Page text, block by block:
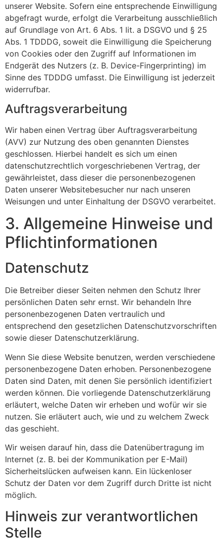
unserer Website. Sofern eine entsprechende Einwilligung
abgefragt wurde, erfolgt die Verarbeitung ausschließlich
auf Grundlage von Art. 6 Abs. 1 lit. a DSGVO und § 25
Abs. 1 TDDDG, soweit die Einwilligung die Speicherung
von Cookies oder den Zugriff auf Informationen im
Endgerät des Nutzers (z. B. Device-Fingerprinting) im
Sinne des TDDDG umfasst. Die Einwilligung ist jederzeit
widerrufbar.
Auftragsverarbeitung
Wir haben einen Vertrag über Auftragsverarbeitung
(AVV) zur Nutzung des oben genannten Dienstes
geschlossen. Hierbei handelt es sich um einen
datenschutzrechtlich vorgeschriebenen Vertrag, der
gewährleistet, dass dieser die personenbezogenen
Daten unserer Websitebesucher nur nach unseren
Weisungen und unter Einhaltung der DSGVO verarbeitet.
3. Allgemeine Hinweise und
Pflicht­informationen
Datenschutz
Die Betreiber dieser Seiten nehmen den Schutz Ihrer
persönlichen Daten sehr ernst. Wir behandeln Ihre
personenbezogenen Daten vertraulich und
entsprechend den gesetzlichen Datenschutzvorschriften
sowie dieser Datenschutzerklärung.
Wenn Sie diese Website benutzen, werden verschiedene
personenbezogene Daten erhoben. Personenbezogene
Daten sind Daten, mit denen Sie persönlich identifiziert
werden können. Die vorliegende Datenschutzerklärung
erläutert, welche Daten wir erheben und wofür wir sie
nutzen. Sie erläutert auch, wie und zu welchem Zweck
das geschieht.
Wir weisen darauf hin, dass die Datenübertragung im
Internet (z. B. bei der Kommunikation per E-Mail)
Sicherheitslücken aufweisen kann. Ein lückenloser
Schutz der Daten vor dem Zugriff durch Dritte ist nicht
möglich.
Hinweis zur verantwortlichen
Stelle